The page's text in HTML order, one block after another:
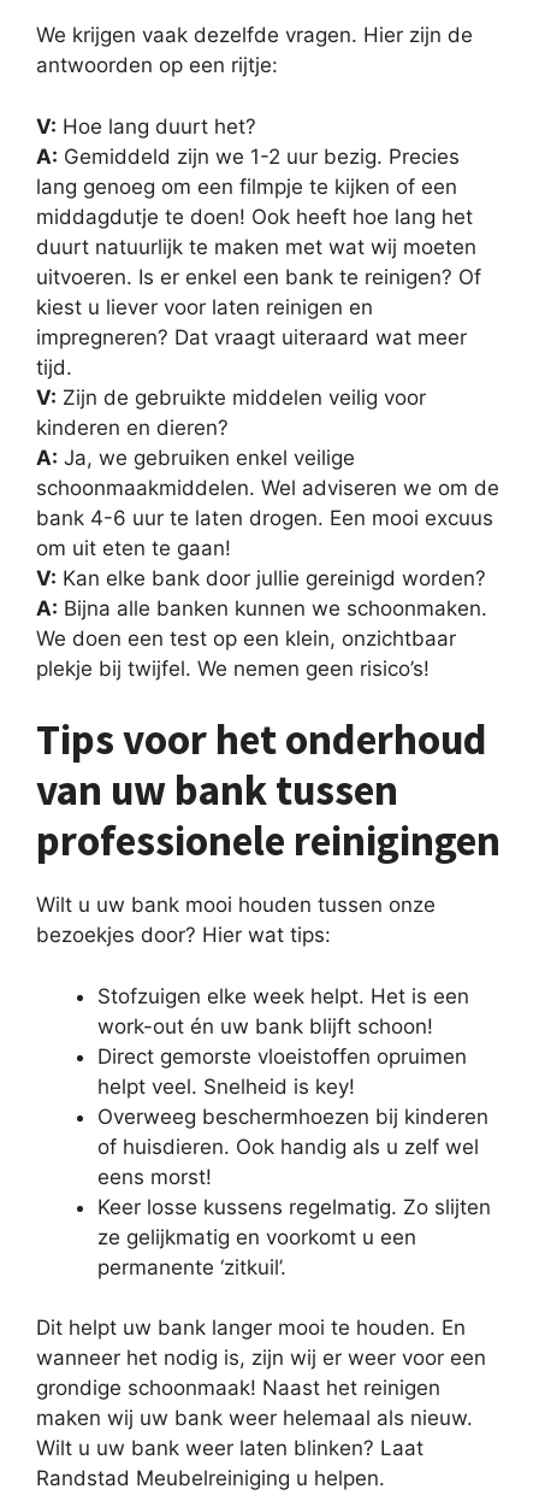
We krijgen vaak dezelfde vragen. Hier zijn de
antwoorden op een rijtje:
V: Hoe lang duurt het?
A: Gemiddeld zijn we 1-2 uur bezig. Precies
lang genoeg om een filmpje te kijken of een
middagdutje te doen! Ook heeft hoe lang het
duurt natuurlijk te maken met wat wij moeten
uitvoeren. Is er enkel een bank te reinigen? Of
kiest u liever voor laten reinigen en
impregneren? Dat vraagt uiteraard wat meer
tijd.
V: Zijn de gebruikte middelen veilig voor
kinderen en dieren?
A: Ja, we gebruiken enkel veilige
schoonmaakmiddelen. Wel adviseren we om de
bank 4-6 uur te laten drogen. Een mooi excuus
om uit eten te gaan!
V: Kan elke bank door jullie gereinigd worden?
A: Bijna alle banken kunnen we schoonmaken.
We doen een test op een klein, onzichtbaar
plekje bij twijfel. We nemen geen risico’s!
Tips voor het onderhoud
van uw bank tussen
professionele reinigingen
Wilt u uw bank mooi houden tussen onze
bezoekjes door? Hier wat tips:
Stofzuigen elke week helpt. Het is een
work-out én uw bank blijft schoon!
Direct gemorste vloeistoffen opruimen
helpt veel. Snelheid is key!
Overweeg beschermhoezen bij kinderen
of huisdieren. Ook handig als u zelf wel
eens morst!
Keer losse kussens regelmatig. Zo slijten
ze gelijkmatig en voorkomt u een
permanente ‘zitkuil’.
Dit helpt uw bank langer mooi te houden. En
wanneer het nodig is, zijn wij er weer voor een
grondige schoonmaak! Naast het reinigen
maken wij uw bank weer helemaal als nieuw.
Wilt u uw bank weer laten blinken? Laat
Randstad Meubelreiniging u helpen.